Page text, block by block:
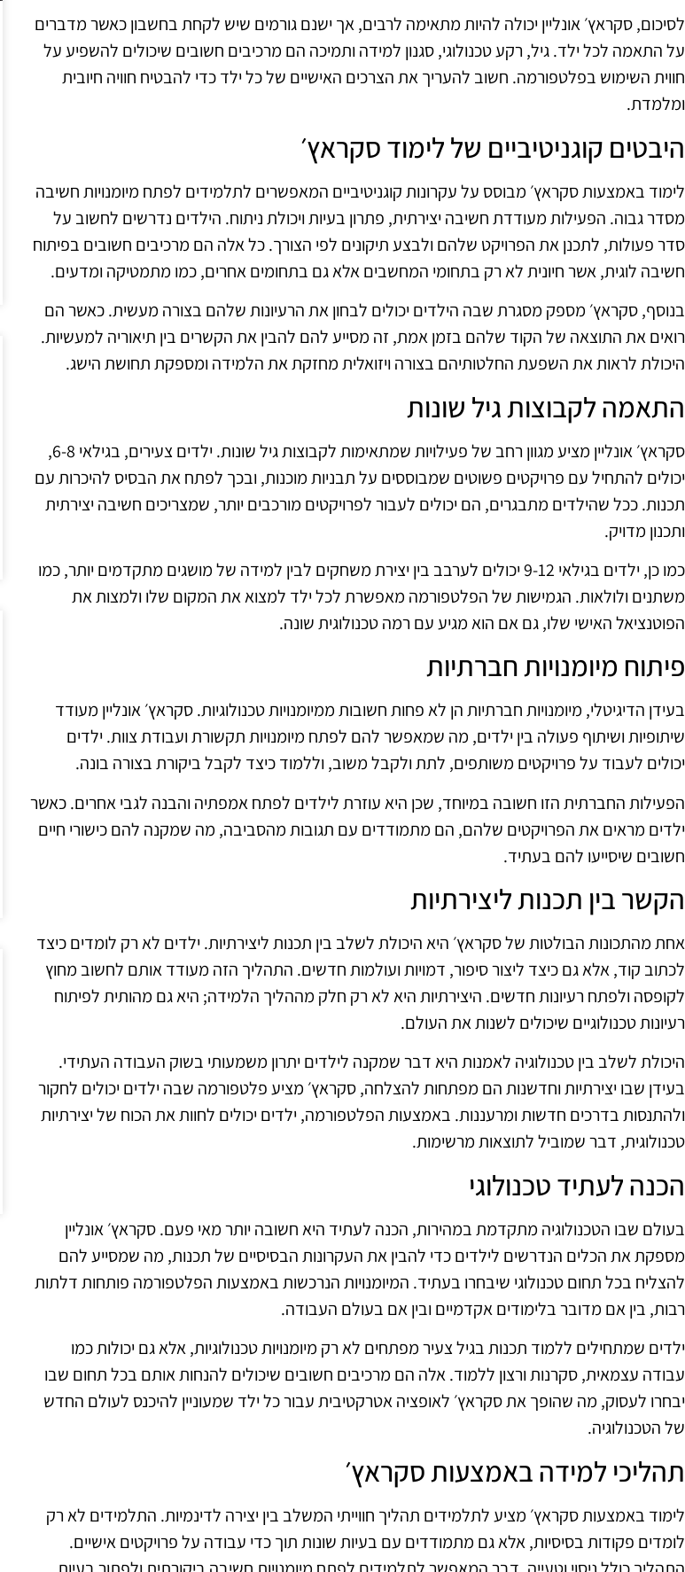
לסיכום, סקראץ׳ אונליין יכולה להיות מתאימה לרבים, אך ישנם גורמים שיש לקחת בחשבון כאשר מדברים
על התאמה לכל ילד. גיל, רקע טכנולוגי, סגנון למידה ותמיכה הם מרכיבים חשובים שיכולים להשפיע על
חווית השימוש בפלטפורמה. חשוב להעריך את הצרכים האישיים של כל ילד כדי להבטיח חוויה חיובית
ומלמדת.
היבטים קוגניטיביים של לימוד סקראץ׳
לימוד באמצעות סקראץ׳ מבוסס על עקרונות קוגניטיביים המאפשרים לתלמידים לפתח מיומנויות חשיבה
מסדר גבוה. הפעילות מעודדת חשיבה יצירתית, פתרון בעיות ויכולת ניתוח. הילדים נדרשים לחשוב על
סדר פעולות, לתכנן את הפרויקט שלהם ולבצע תיקונים לפי הצורך. כל אלה הם מרכיבים חשובים בפיתוח
חשיבה לוגית, אשר חיונית לא רק בתחומי המחשבים אלא גם בתחומים אחרים, כמו מתמטיקה ומדעים.
בנוסף, סקראץ׳ מספק מסגרת שבה הילדים יכולים לבחון את הרעיונות שלהם בצורה מעשית. כאשר הם
רואים את התוצאה של הקוד שלהם בזמן אמת, זה מסייע להם להבין את הקשרים בין תיאוריה למעשיות.
היכולת לראות את השפעת החלטותיהם בצורה ויזואלית מחזקת את הלמידה ומספקת תחושת הישג.
התאמה לקבוצות גיל שונות
סקראץ׳ אונליין מציע מגוון רחב של פעילויות שמתאימות לקבוצות גיל שונות. ילדים צעירים, בגילאי 6-8,
יכולים להתחיל עם פרויקטים פשוטים שמבוססים על תבניות מוכנות, ובכך לפתח את הבסיס להיכרות עם
תכנות. ככל שהילדים מתבגרים, הם יכולים לעבור לפרויקטים מורכבים יותר, שמצריכים חשיבה יצירתית
ותכנון מדויק.
כמו כן, ילדים בגילאי 9-12 יכולים לערבב בין יצירת משחקים לבין למידה של מושגים מתקדמים יותר, כמו
משתנים ולולאות. הגמישות של הפלטפורמה מאפשרת לכל ילד למצוא את המקום שלו ולמצות את
הפוטנציאל האישי שלו, גם אם הוא מגיע עם רמה טכנולוגית שונה.
פיתוח מיומנויות חברתיות
בעידן הדיגיטלי, מיומנויות חברתיות הן לא פחות חשובות ממיומנויות טכנולוגיות. סקראץ׳ אונליין מעודד
שיתופיות ושיתוף פעולה בין ילדים, מה שמאפשר להם לפתח מיומנויות תקשורת ועבודת צוות. ילדים
יכולים לעבוד על פרויקטים משותפים, לתת ולקבל משוב, וללמוד כיצד לקבל ביקורת בצורה בונה.
הפעילות החברתית הזו חשובה במיוחד, שכן היא עוזרת לילדים לפתח אמפתיה והבנה לגבי אחרים. כאשר
ילדים מראים את הפרויקטים שלהם, הם מתמודדים עם תגובות מהסביבה, מה שמקנה להם כישורי חיים
חשובים שיסייעו להם בעתיד.
הקשר בין תכנות ליצירתיות
אחת מהתכונות הבולטות של סקראץ׳ היא היכולת לשלב בין תכנות ליצירתיות. ילדים לא רק לומדים כיצד
לכתוב קוד, אלא גם כיצד ליצור סיפור, דמויות ועולמות חדשים. התהליך הזה מעודד אותם לחשוב מחוץ
לקופסה ולפתח רעיונות חדשים. היצירתיות היא לא רק חלק מההליך הלמידה; היא גם מהותית לפיתוח
רעיונות טכנולוגיים שיכולים לשנות את העולם.
היכולת לשלב בין טכנולוגיה לאמנות היא דבר שמקנה לילדים יתרון משמעותי בשוק העבודה העתידי.
בעידן שבו יצירתיות וחדשנות הם מפתחות להצלחה, סקראץ׳ מציע פלטפורמה שבה ילדים יכולים לחקור
ולהתנסות בדרכים חדשות ומרעננות. באמצעות הפלטפורמה, ילדים יכולים לחוות את הכוח של יצירתיות
טכנולוגית, דבר שמוביל לתוצאות מרשימות.
הכנה לעתיד טכנולוגי
בעולם שבו הטכנולוגיה מתקדמת במהירות, הכנה לעתיד היא חשובה יותר מאי פעם. סקראץ׳ אונליין
מספקת את הכלים הנדרשים לילדים כדי להבין את העקרונות הבסיסיים של תכנות, מה שמסייע להם
להצליח בכל תחום טכנולוגי שיבחרו בעתיד. המיומנויות הנרכשות באמצעות הפלטפורמה פותחות דלתות
רבות, בין אם מדובר בלימודים אקדמיים ובין אם בעולם העבודה.
ילדים שמתחילים ללמוד תכנות בגיל צעיר מפתחים לא רק מיומנויות טכנולוגיות, אלא גם יכולות כמו
עבודה עצמאית, סקרנות ורצון ללמוד. אלה הם מרכיבים חשובים שיכולים להנחות אותם בכל תחום שבו
יבחרו לעסוק, מה שהופך את סקראץ׳ לאופציה אטרקטיבית עבור כל ילד שמעוניין להיכנס לעולם החדש
של הטכנולוגיה.
תהליכי למידה באמצעות סקראץ׳
לימוד באמצעות סקראץ׳ מציע לתלמידים תהליך חווייתי המשלב בין יצירה לדינמיות. התלמידים לא רק
לומדים פקודות בסיסיות, אלא גם מתמודדים עם בעיות שונות תוך כדי עבודה על פרויקטים אישיים.